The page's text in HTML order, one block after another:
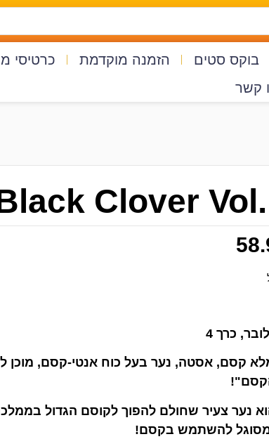
בוקס סטים הזמנה מוקדמת
כרטיסי
קשר
Clover
כרך 4
קסם, אסטה, נער בעל כוח אנטי-קסם, מוכן
נער צעיר שחולם להפוך לקוסם הגדול
להשתמש בקסם!